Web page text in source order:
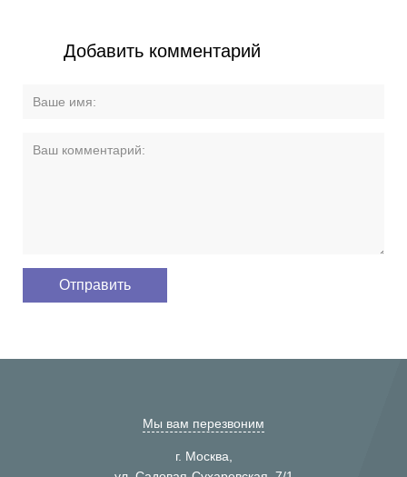
Добавить комментарий
Мы вам перезвоним
г. Москва,